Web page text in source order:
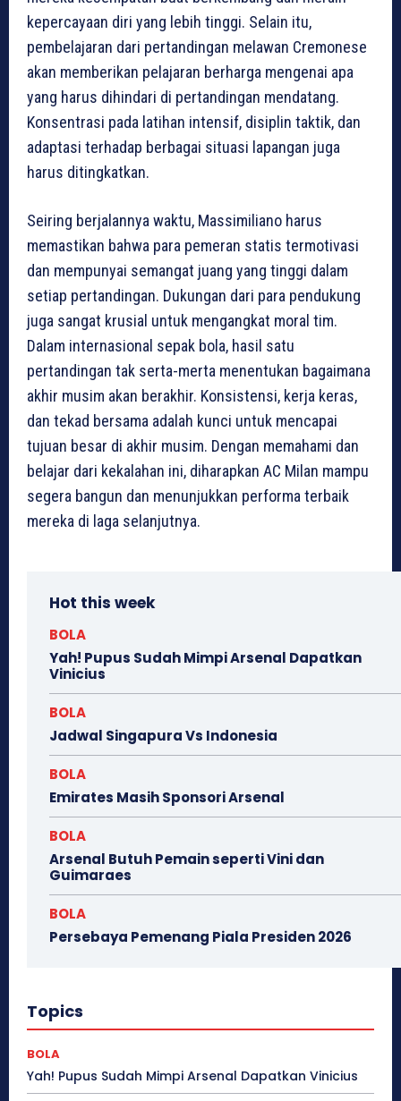
kepercayaan diri yang lebih tinggi. Selain itu,
pembelajaran dari pertandingan melawan Cremonese
akan memberikan pelajaran berharga mengenai apa
yang harus dihindari di pertandingan mendatang.
Konsentrasi pada latihan intensif, disiplin taktik, dan
adaptasi terhadap berbagai situasi lapangan juga
harus ditingkatkan.
Seiring berjalannya waktu, Massimiliano harus
memastikan bahwa para pemeran statis termotivasi
dan mempunyai semangat juang yang tinggi dalam
setiap pertandingan. Dukungan dari para pendukung
juga sangat krusial untuk mengangkat moral tim.
Dalam internasional sepak bola, hasil satu
pertandingan tak serta-merta menentukan bagaimana
akhir musim akan berakhir. Konsistensi, kerja keras,
dan tekad bersama adalah kunci untuk mencapai
tujuan besar di akhir musim. Dengan memahami dan
belajar dari kekalahan ini, diharapkan AC Milan mampu
segera bangun dan menunjukkan performa terbaik
mereka di laga selanjutnya.
Hot this week
BOLA
Yah! Pupus Sudah Mimpi Arsenal Dapatkan
Vinicius
BOLA
Jadwal Singapura Vs Indonesia
BOLA
Emirates Masih Sponsori Arsenal
BOLA
Arsenal Butuh Pemain seperti Vini dan
Guimaraes
BOLA
Persebaya Pemenang Piala Presiden 2026
Topics
BOLA
Yah! Pupus Sudah Mimpi Arsenal Dapatkan Vinicius